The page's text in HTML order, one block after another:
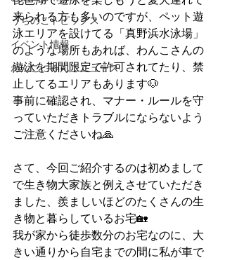
うちのこトピックス
イベント情報
わんこにゃんこニュース
来られる方も多いのですが、ペット遊
泳エリアを設けてる「真野浜水泳場」
のような場所もあれば、わんこさんの
遊泳を期間限定で許可されてたり、禁
止してるエリアもあります🐶
事前に確認され、マナー・ルールを守
っていただきトラブルにならないよう
ご注意くださいね🙏
さて、今回ご紹介するのは初めまして
で生き物大家族と例えさせていただき
ました、羨ましいほどのたくさんの生
き物と暮らしているお宅🏡
我が家から徒歩数分のお宅なのに、大
きい通りから自宅までの間に私が車で